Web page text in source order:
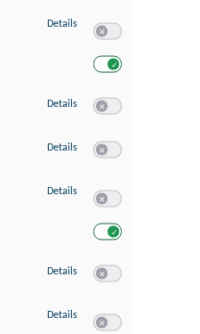
Details zu Verwendung reduzierter
Details zu Erstellung von Profilen
Details zu Verwendung von
Details zu Messung der
Details zu Messung der
Details zu Analyse von